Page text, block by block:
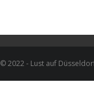
© 2022 - Lust auf